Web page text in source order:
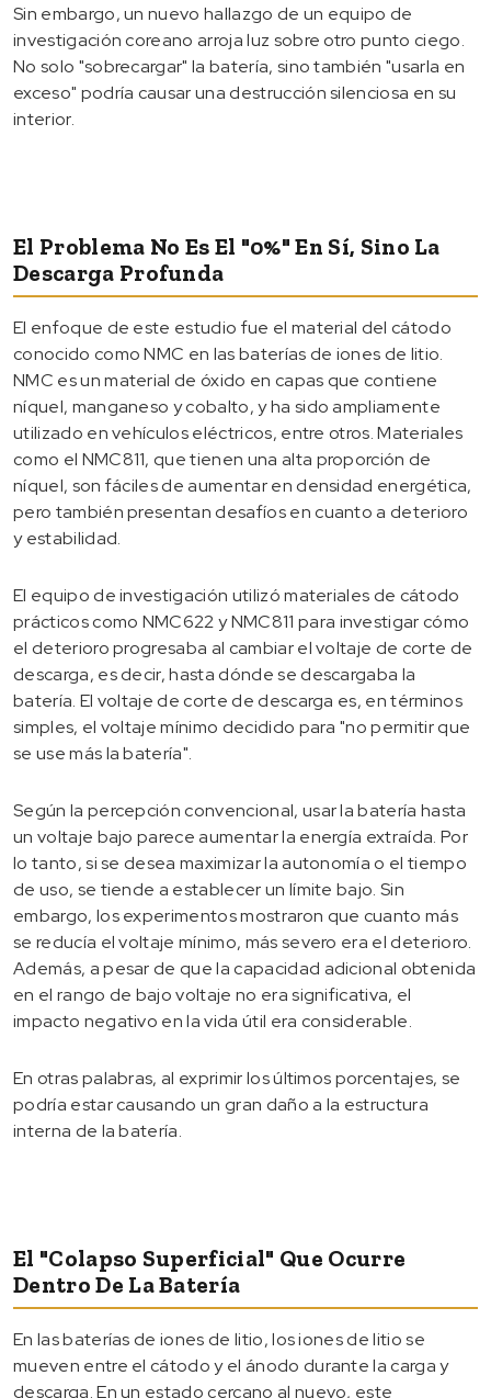
Sin embargo, un nuevo hallazgo de un equipo de
investigación coreano arroja luz sobre otro punto ciego.
No solo "sobrecargar" la batería, sino también "usarla en
exceso" podría causar una destrucción silenciosa en su
interior.
El Problema No Es El "0%" En Sí, Sino La
Descarga Profunda
El enfoque de este estudio fue el material del cátodo
conocido como NMC en las baterías de iones de litio.
NMC es un material de óxido en capas que contiene
níquel, manganeso y cobalto, y ha sido ampliamente
utilizado en vehículos eléctricos, entre otros. Materiales
como el NMC811, que tienen una alta proporción de
níquel, son fáciles de aumentar en densidad energética,
pero también presentan desafíos en cuanto a deterioro
y estabilidad.
El equipo de investigación utilizó materiales de cátodo
prácticos como NMC622 y NMC811 para investigar cómo
el deterioro progresaba al cambiar el voltaje de corte de
descarga, es decir, hasta dónde se descargaba la
batería. El voltaje de corte de descarga es, en términos
simples, el voltaje mínimo decidido para "no permitir que
se use más la batería".
Según la percepción convencional, usar la batería hasta
un voltaje bajo parece aumentar la energía extraída. Por
lo tanto, si se desea maximizar la autonomía o el tiempo
de uso, se tiende a establecer un límite bajo. Sin
embargo, los experimentos mostraron que cuanto más
se reducía el voltaje mínimo, más severo era el deterioro.
Además, a pesar de que la capacidad adicional obtenida
en el rango de bajo voltaje no era significativa, el
impacto negativo en la vida útil era considerable.
En otras palabras, al exprimir los últimos porcentajes, se
podría estar causando un gran daño a la estructura
interna de la batería.
El "colapso Superficial" Que Ocurre
Dentro De La Batería
En las baterías de iones de litio, los iones de litio se
mueven entre el cátodo y el ánodo durante la carga y
descarga. En un estado cercano al nuevo, este